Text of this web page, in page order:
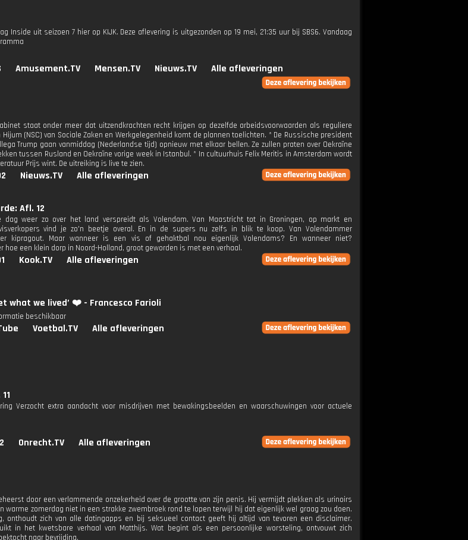
Inside uit seizoen 7 hier op KIJK. Deze aflevering is uitgezonden op 19 mei, 21:35 uur bij SBS6. Vandaag
Amusement.TV Mensen.TV Nieuws.TV Alle afleveringen
staat onder meer dat uitzendkrachten recht krijgen op dezelfde arbeidsvoorwaarden als reguliere
(NSC) van Sociale Zaken en Werkgelegenheid komt de plannen toelichten. * De Russische president
Trump gaan vanmiddag (Nederlandse tijd) opnieuw met elkaar bellen. Ze zullen praten over Oekraïne
tussen Rusland en Oekraïne vorige week in Istanbul. * In cultuurhuis Felix Meritis in Amsterdam wordt
Prijs wint. De uitreiking is live te zien.
Nieuws.TV Alle afleveringen
Afl. 12
dag weer zo over het land verspreidt als Volendam. Van Maastricht tot in Groningen, op markt en
vind je zo'n beetje overal. En in de supers nu zelfs in blik te koop. Van Volendammer
kipragout. Maar wanneer is een vis of gehaktbal nou eigenlijk Volendams? En wanneer niet?
hoe een klein dorp in Noord-Holland, groot geworden is met een verhaal.
Kook.TV Alle afleveringen
what we lived’ ❤️ - Francesco Farioli
beschikbaar
Voetbal.TV Alle afleveringen
Verzocht extra aandacht voor misdrijven met bewakingsbeelden en waarschuwingen voor actuele
Onrecht.TV Alle afleveringen
door een verlammende onzekerheid over de grootte van zijn penis. Hij vermijdt plekken als urinoirs
warme zomerdag niet in een strakke zwembroek rond te lopen terwijl hij dat eigenlijk wel graag zou doen.
onthoudt zich van alle datingapps en bij seksueel contact geeft hij altijd van tevoren een disclaimer.
in het kwetsbare verhaal van Matthijs. Wat begint als een persoonlijke worsteling, ontvouwt zich
naar bevrijding.